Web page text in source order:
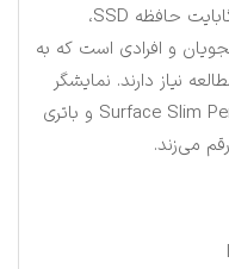
Ultra 5 135U، 8 گیگابایت رم و 256 گیگابایت حافظه SSD،
و افرادی است که به
نیاز دارند. نمایشگر
13 اینچی PixelSense، پشتیبانی از قلم Surface Slim Pen و باتری
می‌زند.